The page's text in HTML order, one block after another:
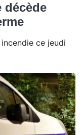
décède
ce jeudi